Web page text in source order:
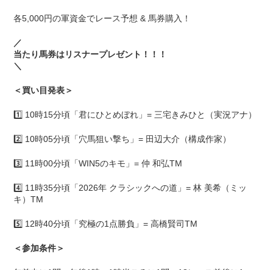
各5,000円の軍資金でレース予想 & 馬券購入！
／
当たり馬券はリスナープレゼント！！！
＼
＜買い目発表＞
1️⃣ 10時15分頃「君にひとめぼれ」= 三宅きみひと（実況アナ）
2️⃣ 10時05分頃「穴馬狙い撃ち」= 田辺大介（構成作家）
3️⃣ 11時00分頃「WIN5のキモ」= 仲 和弘TM
4️⃣ 11時35分頃「2026年 クラシックへの道」= 林 美希（ミッ
キ）TM
5️⃣ 12時40分頃「究極の1点勝負」= 高橋賢司TM
＜参加条件＞